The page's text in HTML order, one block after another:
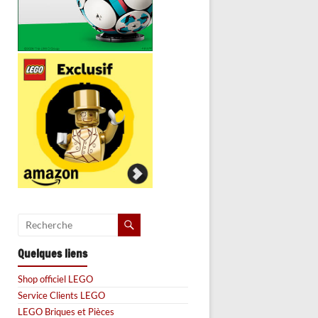
Quelques liens
Shop officiel LEGO
Service Clients LEGO
LEGO Briques et Pièces